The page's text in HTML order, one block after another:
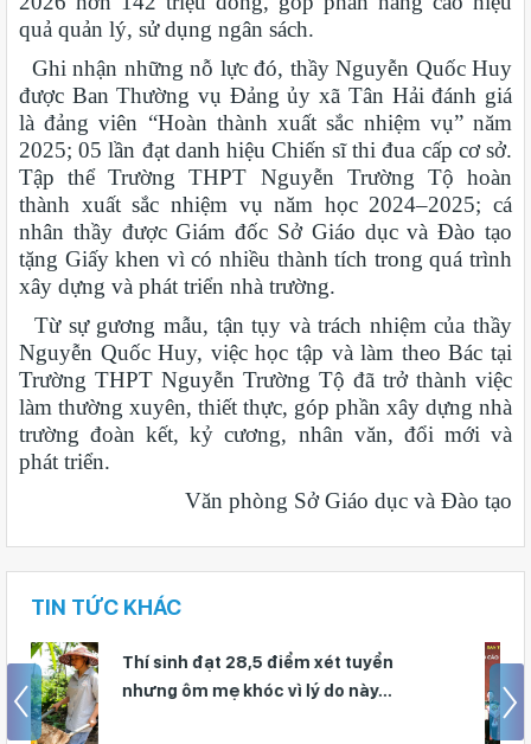
quả quản lý, sử dụng ngân sách.
Ghi nhận những nỗ lực đó, thầy Nguyễn Quốc Huy
được Ban Thường vụ Đảng ủy xã Tân Hải đánh giá
là đảng viên “Hoàn thành xuất sắc nhiệm vụ” năm
2025; 05 lần đạt danh hiệu Chiến sĩ thi đua cấp cơ sở.
Tập thể Trường THPT Nguyễn Trường Tộ hoàn
thành xuất sắc nhiệm vụ năm học 2024–2025; cá
nhân thầy được Giám đốc Sở Giáo dục và Đào tạo
tặng Giấy khen vì có nhiều thành tích trong quá trình
xây dựng và phát triển nhà trường.
Từ sự gương mẫu, tận tụy và trách nhiệm của thầy
Nguyễn Quốc Huy, việc học tập và làm theo Bác tại
Trường THPT Nguyễn Trường Tộ đã trở thành việc
làm thường xuyên, thiết thực, góp phần xây dựng nhà
trường đoàn kết, kỷ cương, nhân văn, đổi mới và
phát triển.
Văn phòng Sở Giáo dục và Đào tạo
TIN TỨC KHÁC
Giáo viên Trường THPT Đạm Ri đạt
giải Nhì Hội thi Báo cáo viên, Tuyên
truyền viên giỏi toàn quốc năm 2026 –